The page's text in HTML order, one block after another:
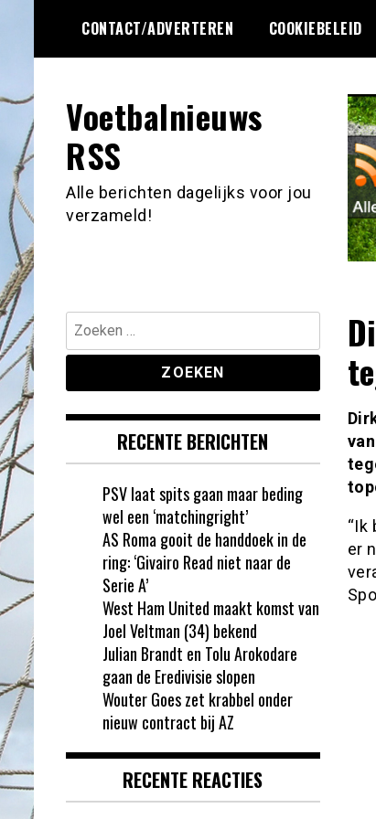
de
CONTACT/ADVERTEREN COOKIEBELEID
Voetbalnieuws
RSS
Alle berichten dagelijks voor jou
verzameld!
“Ik
er
Zoeken
naar:
RECENTE BERICHTEN
PSV laat spits gaan maar beding
wel een ‘matchingright’
AS Roma gooit de handdoek in de
ring: ‘Givairo Read niet naar de
Serie A’
West Ham United maakt komst van
Joel Veltman (34) bekend
Julian Brandt en Tolu Arokodare
gaan de Eredivisie slopen
Wouter Goes zet krabbel onder
nieuw contract bij AZ
RECENTE REACTIES